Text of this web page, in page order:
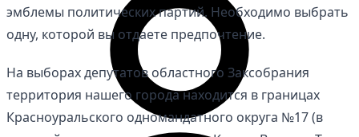
эмблемы политических партий. Необходимо выбрать
одну, которой вы отдаете предпочтение.
На выборах депутатов областного Заксобрания
территория нашего города находится в границах
Красноуральского одномандатного округа №17 (в